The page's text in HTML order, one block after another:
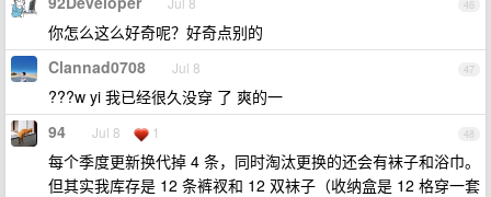
46
你怎么这么好奇呢？好奇点别的
47
Clannad0708 Jul 8
???w yi 我已经很久没穿 了 爽的一
48
94 Jul 8 1
每个季度更新换代掉 4 条，同时淘汰更换的还会有袜子和浴巾。
但其实我库存是 12 条裤衩和 12 双袜子（收纳盒是 12 格穿一套